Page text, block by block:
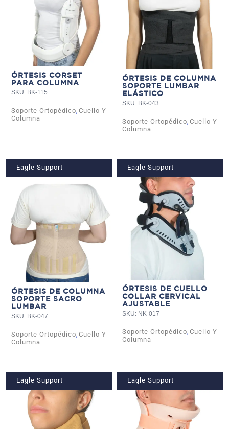
ÓRTESIS CORSET
PARA COLUMNA
SKU: BK-115
Soporte Ortopédico Cuello Y
Columna
ÓRTESIS DE COLUMNA
SOPORTE LUMBAR
ELÁSTICO
SKU: BK-043
Soporte Ortopédico, Cuello Y
Columna
Eagle Support
ÓRTESIS DE COLUMNA
SOPORTE SACRO
LUMBAR
SKU: BK-047
Soporte Ortopédico, Cuello Y
Columna
Eagle Support
ÓRTESIS DE CUELLO
COLLAR CERVICAL
AJUSTABLE
SKU: NK-017
Soporte Ortopédico, Cuello Y
Columna
Eagle Support Eagle Support